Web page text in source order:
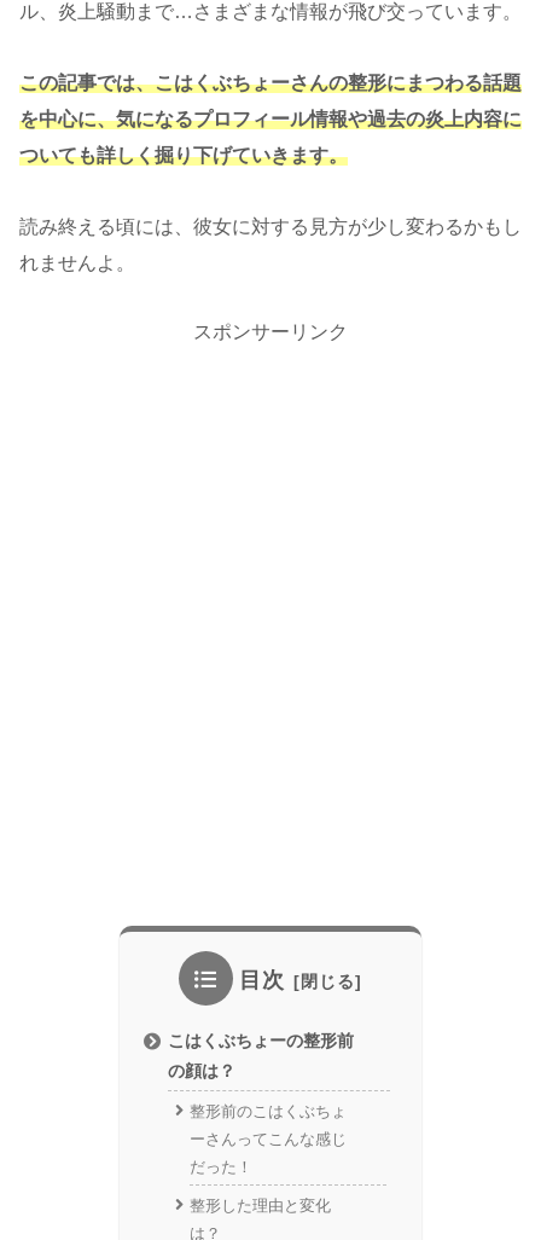
ル、炎上騒動まで…さまざまな情報が飛び交っています。
この記事では、こはくぶちょーさんの整形にまつわる話題
を中心に、気になるプロフィール情報や過去の炎上内容に
ついても詳しく掘り下げていきます。
読み終える頃には、彼女に対する見方が少し変わるかもし
れませんよ。
スポンサーリンク
目次
こはくぶちょーの整形前
の顔は？
整形前のこはくぶちょ
ーさんってこんな感じ
だった！
整形した理由と変化
は？